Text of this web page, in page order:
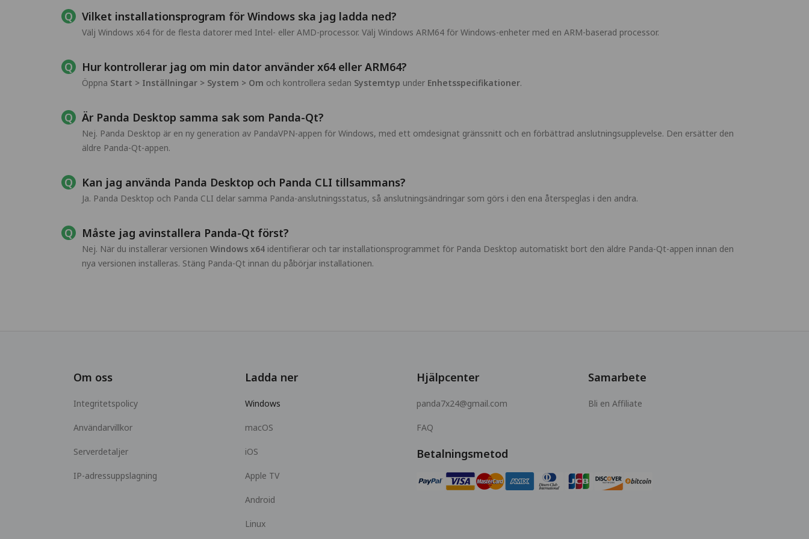
Vilket installationsprogram för Windows ska jag ladda ned?
Välj Windows x64 för de flesta datorer med Intel- eller AMD-processor. Välj Windows ARM64 för Windows-enheter med en ARM-baserad processor.
Hur kontrollerar jag om min dator använder x64 eller ARM64?
Öppna Start > Inställningar > System > Om och kontrollera sedan Systemtyp under Enhetsspecifikationer.
Är Panda Desktop samma sak som Panda-Qt?
Nej. Panda Desktop är en ny generation av PandaVPN-appen för Windows, med ett omdesignat gränssnitt och en förbättrad anslutningsupplevelse. Den ersätter den
äldre Panda-Qt-appen.
Kan jag använda Panda Desktop och Panda CLI tillsammans?
Ja. Panda Desktop och Panda CLI delar samma Panda-anslutningsstatus, så anslutningsändringar som görs i den ena återspeglas i den andra.
Måste jag avinstallera Panda-Qt först?
Nej. När du installerar versionen Windows x64 identifierar och tar installationsprogrammet för Panda Desktop automatiskt bort den äldre Panda-Qt-appen innan den
nya versionen installeras. Stäng Panda-Qt innan du påbörjar installationen.
Om oss
Integritetspolicy
Användarvillkor
Serverdetaljer
IP-adressuppslagning
Ladda ner
Windows
macOS
iOS
Apple TV
Android
Linux
Hjälpcenter
panda7x24@gmail.com
FAQ
Samarbete
Bli en Affiliate
Betalningsmetod